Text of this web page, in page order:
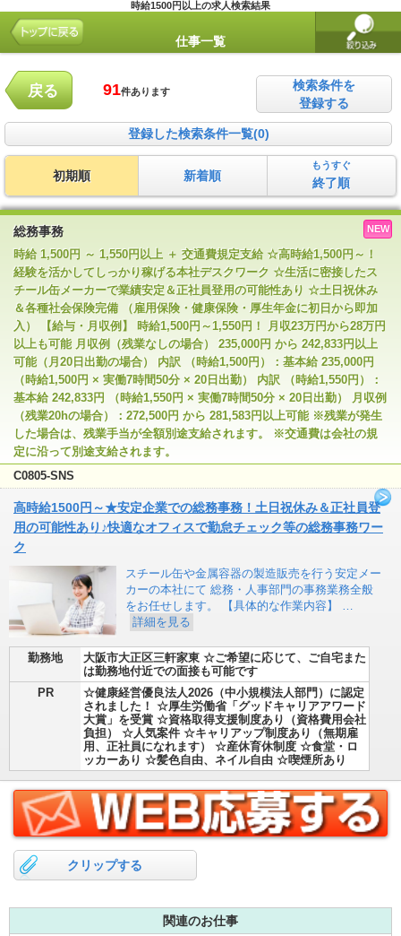
時給1500円以上の求人検索結果
仕事一覧
戻る 91件あります
検索条件を
登録する
登録した検索条件一覧(0)
初期順 新着順
もうすぐ
終了順
NEW
総務事務
時給 1,500円 ～ 1,550円以上 ＋ 交通費規定支給 ☆高時給1,500円～！
経験を活かしてしっかり稼げる本社デスクワーク ☆生活に密接したス
チール缶メーカーで業績安定＆正社員登用の可能性あり ☆土日祝休み
＆各種社会保険完備 （雇用保険・健康保険・厚生年金に初日から即加
入） 【給与・月収例】 時給1,500円～1,550円！ 月収23万円から28万円
以上も可能 月収例（残業なしの場合） 235,000円 から 242,833円以上
可能（月20日出勤の場合） 内訳 （時給1,500円）：基本給 235,000円
（時給1,500円 × 実働7時間50分 × 20日出勤） 内訳 （時給1,550円）：
基本給 242,833円 （時給1,550円 × 実働7時間50分 × 20日出勤） 月収例
（残業20hの場合）：272,500円 から 281,583円以上可能 ※残業が発生
した場合は、残業手当が全額別途支給されます。 ※交通費は会社の規
定に沿って別途支給されます。
C0805-SNS
高時給1500円～★安定企業での総務事務！土日祝休み＆正社員登
用の可能性あり♪快適なオフィスで勤怠チェック等の総務事務ワー
ク
スチール缶や金属容器の製造販売を行う安定メー
カーの本社にて 総務・人事部門の事務業務全般
をお任せします。 【具体的な作業内容】 …
詳細を見る
勤務地
大阪市大正区三軒家東 ☆ご希望に応じて、ご自宅また
は勤務地付近での面接も可能です
PR
☆健康経営優良法人2026（中小規模法人部門）に認定
されました！ ☆厚生労働省「グッドキャリアアワード
大賞」を受賞 ☆資格取得支援制度あり（資格費用会社
負担） ☆人気案件 ☆キャリアップ制度あり（無期雇
用、正社員になれます） ☆産休育休制度 ☆食堂・ロ
ッカーあり ☆髪色自由、ネイル自由 ☆喫煙所あり
クリップする
関連のお仕事